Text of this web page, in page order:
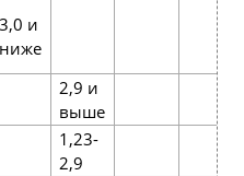
3,0 и
ниже
2,9 и
выше
1,23-
2,9